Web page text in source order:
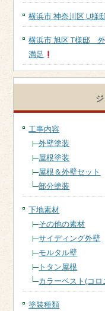
横浜市 神奈川区 U
横浜市 旭区 T様邸
満足
工事内容
外壁塗装
屋根塗装
屋根＆外壁セット
部分塗装
下地素材
その他の素材
サイディング外壁
モルタル壁
トタン屋根
カラーベスト(コロ
塗装種類